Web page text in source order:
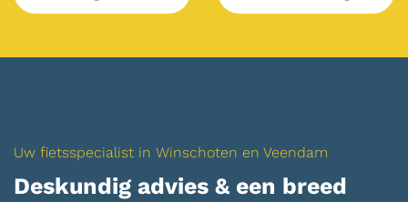
Uw fietsspecialist in Winschoten en Veendam
Deskundig advies & een breed